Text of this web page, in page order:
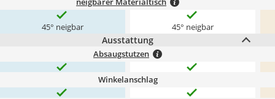
45° neigbar 45° neigbar
Ausstattung
Absaugstutzen
Winkelanschlag